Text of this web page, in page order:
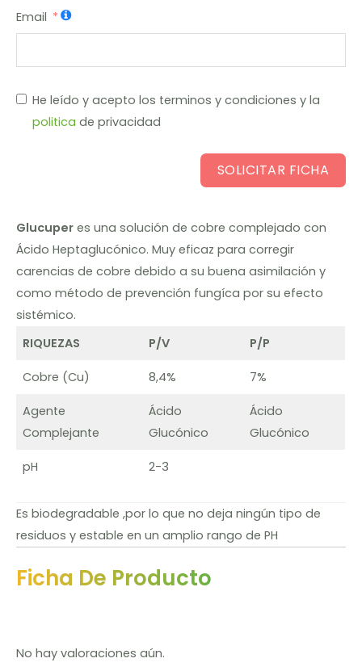
Email
He leído y acepto los terminos y condiciones y la
politica de privacidad
SOLICITAR FICHA
Glucuper es una solución de cobre complejado con
Ácido Heptaglucónico. Muy eficaz para corregir
carencias de cobre debido a su buena asimilación y
como método de prevención fungíca por su efecto
sistémico.
RIQUEZAS
P/V P/P
Cobre (Cu) 8,4% 7%
Agente
Complejante
Ácido
Glucónico
Ácido
Glucónico
pH 2-3
Es biodegradable ,por lo que no deja ningún tipo de
residuos y estable en un amplio rango de PH
Ficha De Producto
No hay valoraciones aún.